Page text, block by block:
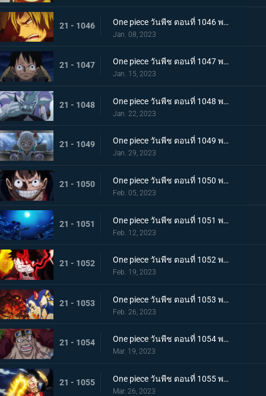
21 - 1046 One piece วันพีช ตอนที่ 1046 พากย์ไทย เดิมพันใหญ่จะหัวหรือก้อย ปีกคู่ออกโรง
Jan. 08, 2023
21 - 1047 One piece วันพีช ตอนที่ 1047 พากย์ไทย จงปีนขึ้นไปสู้รุ่งอรุณ! มังกรสีชมพูอาละวาด
Jan. 15, 2023
21 - 1048 One piece วันพีช ตอนที่ 1048 พากย์ไทย ไปสู่อนาคต! คำสาบานของยามาโตะกับสุดยอดนักดาบ
Jan. 22, 2023
21 - 1049 One piece วันพีช ตอนที่ 1049 พากย์ไทย ลูฟี่โบยบิน! ล้างแค้นร้อยอสูร
Jan. 29, 2023
21 - 1050 One piece วันพีช ตอนที่ 1050 พากย์ไทย มังกร 2 ตัวเผชิญหน้า! ความมุ่งมั่นของโมโมโนะสุเกะ!
Feb. 05, 2023
21 - 1051 One piece วันพีช ตอนที่ 1051 พากย์ไทย ตำนานกลับมาอีกครั้ง! หมัดของลูฟี่คำรามบนท้องฟ้า
Feb. 12, 2023
21 - 1052 One piece วันพีช ตอนที่ 1052 พากย์ไทย สถาการณ์ตึงเครียด! จุดจบของโอนิกาชิมะ!
Feb. 19, 2023
21 - 1053 One piece วันพีช ตอนที่ 1053 พากย์ไทย ซันจิกลายพันธุ์ แขนทั้ง 2 เจอวิกฤติ!
Feb. 26, 2023
21 - 1054 One piece วันพีช ตอนที่ 1054 พากย์ไทย คู่หูต้องตาย! เดิมพันมรณะของคิลเลอร์
Mar. 19, 2023
21 - 1055 One piece วันพีช ตอนที่ 1055 พากย์ไทย ร่างเงาดึงเชือก! โอนิกาชิมะในเปลวเพลิง
Mar. 26, 2023